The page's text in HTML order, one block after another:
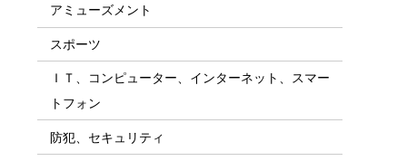
アミューズメント
スポーツ
ＩＴ、コンピューター、インターネット、スマー
トフォン
防犯、セキュリティ